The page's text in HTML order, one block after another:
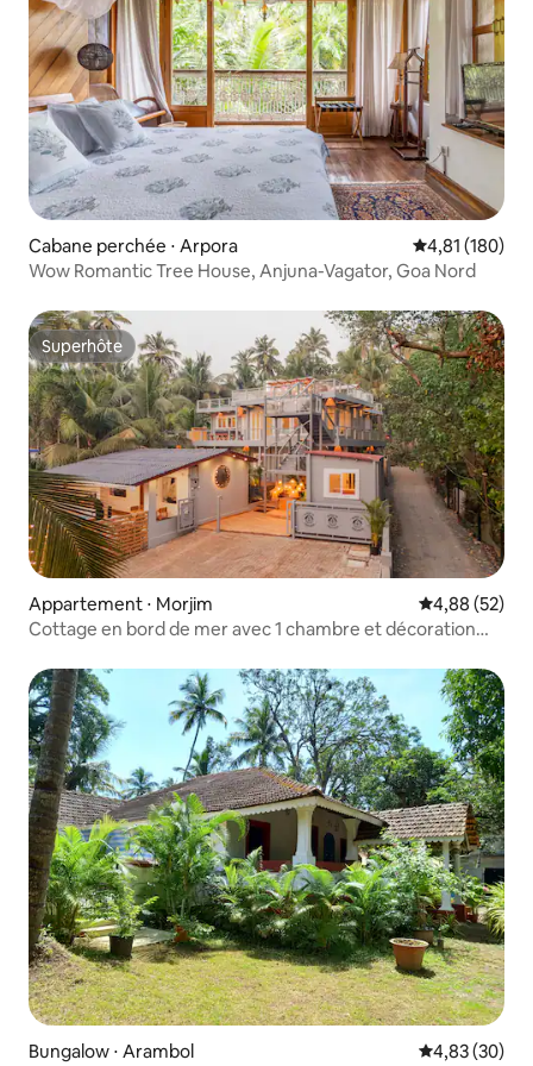
Cabane perchée ⋅ Arpora Évaluation
4,81 (180)
Wow Romantic Tree House, Anjuna-Vagator, Goa Nord
Superhôte
Superhôte
Appartement ⋅ Morjim Évaluation
4,88 (52)
Cottage en bord de mer avec 1 chambre et décoration
Bungalow ⋅ Arambol Évaluation
4,83 (30)